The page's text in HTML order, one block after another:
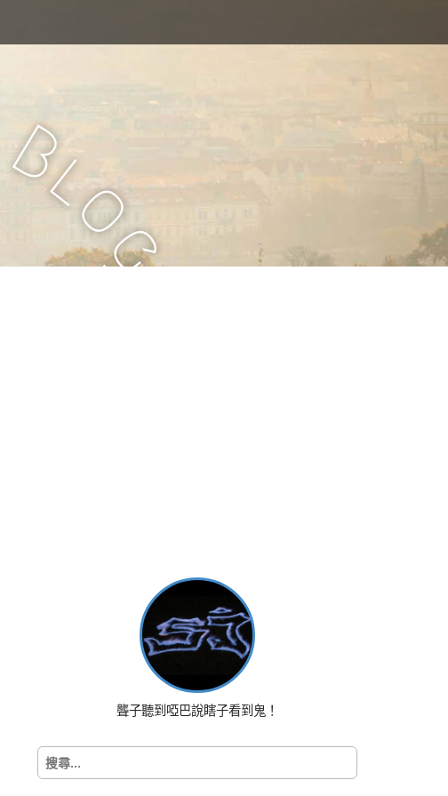
B
l
o
g
聾子聽到啞巴說瞎子看到鬼！
搜
尋